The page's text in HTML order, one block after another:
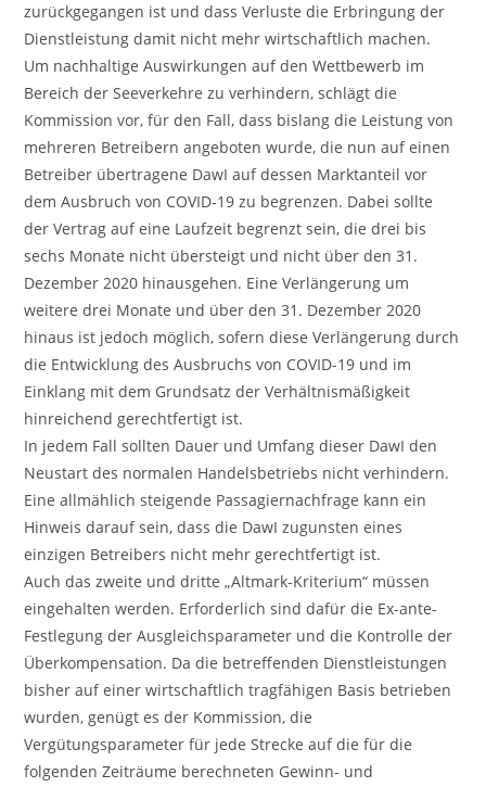
zurückgegangen ist und dass Verluste die Erbringung der
Dienstleistung damit nicht mehr wirtschaftlich machen.
Um nachhaltige Auswirkungen auf den Wettbewerb im
Bereich der Seeverkehre zu verhindern, schlägt die
Kommission vor, für den Fall, dass bislang die Leistung von
mehreren Betreibern angeboten wurde, die nun auf einen
Betreiber übertragene DawI auf dessen Marktanteil vor
dem Ausbruch von COVID-19 zu begrenzen. Dabei sollte
der Vertrag auf eine Laufzeit begrenzt sein, die drei bis
sechs Monate nicht übersteigt und nicht über den 31.
Dezember 2020 hinausgehen. Eine Verlängerung um
weitere drei Monate und über den 31. Dezember 2020
hinaus ist jedoch möglich, sofern diese Verlängerung durch
die Entwicklung des Ausbruchs von COVID-19 und im
Einklang mit dem Grundsatz der Verhältnismäßigkeit
hinreichend gerechtfertigt ist.
In jedem Fall sollten Dauer und Umfang dieser DawI den
Neustart des normalen Handelsbetriebs nicht verhindern.
Eine allmählich steigende Passagiernachfrage kann ein
Hinweis darauf sein, dass die DawI zugunsten eines
einzigen Betreibers nicht mehr gerechtfertigt ist.
Auch das zweite und dritte „Altmark-Kriterium“ müssen
eingehalten werden. Erforderlich sind dafür die Ex-ante-
Festlegung der Ausgleichsparameter und die Kontrolle der
Überkompensation. Da die betreffenden Dienstleistungen
bisher auf einer wirtschaftlich tragfähigen Basis betrieben
wurden, genügt es der Kommission, die
Vergütungsparameter für jede Strecke auf die für die
folgenden Zeiträume berechneten Gewinn- und